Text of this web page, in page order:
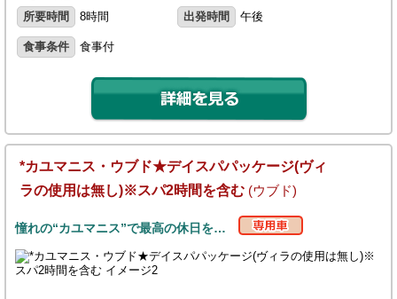
所要時間
8時間 出発時間 午後
食事条件 食事付
*カユマニス・ウブド★デイスパパッケージ(ヴィ
ラの使用は無し)※スパ2時間を含む (ウブド)
憧れの“カユマニス”で最高の休日を…